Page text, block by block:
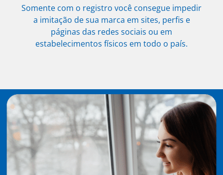
Somente com o registro você consegue impedir
a imitação de sua marca em sites, perfis e
páginas das redes sociais ou em
estabelecimentos físicos em todo o país.